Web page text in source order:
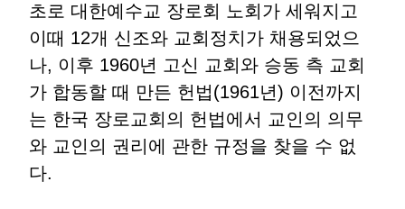
초로 대한예수교 장로회 노회가 세워지고
이때 12개 신조와 교회정치가 채용되었으
나, 이후 1960년 고신 교회와 승동 측 교회
가 합동할 때 만든 헌법(1961년) 이전까지
는 한국 장로교회의 헌법에서 교인의 의무
와 교인의 권리에 관한 규정을 찾을 수 없
다.